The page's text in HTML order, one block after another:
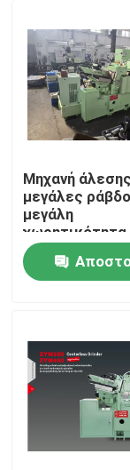
Σπίτι
Προϊόντα
Μηχανή
μεγάλες
μεγάλη
χωρητικότητα
ανθεκτικό
που
σταθερή